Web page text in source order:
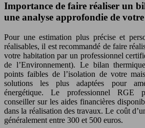
Importance de faire réaliser un
une analyse approfondie de
Pour une estimation plus précise et
réalisables, il est recommandé de faire
votre habitation par un professionnel
de l’Environnement). Le bilan
points faibles de l’isolation de votre
solutions les plus adaptées pour
énergétique. Le professionnel RGE
conseiller sur les aides financières
dans la réalisation des travaux. Le coût
généralement entre 300 et 500 euros.